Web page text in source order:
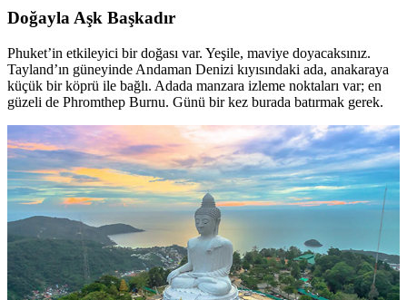
Doğayla Aşk Başkadır
Phuket’in etkileyici bir doğası var. Yeşile, maviye doyacaksınız.
Tayland’ın güneyinde Andaman Denizi kıyısındaki ada, anakaraya
küçük bir köprü ile bağlı. Adada manzara izleme noktaları var; en
güzeli de Phromthep Burnu. Günü bir kez burada batırmak gerek.